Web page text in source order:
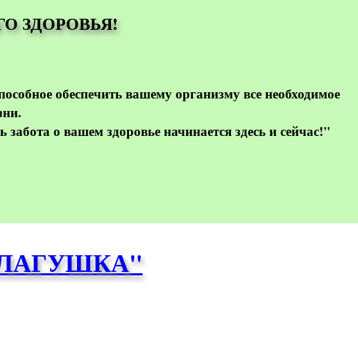
ЗДОРОВЬЯ!
обеспечить вашему организму все необходимое
о вашем здоровье начинается здесь и сейчас!"